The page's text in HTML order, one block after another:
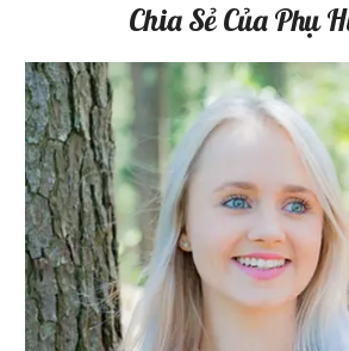
Chia Sẻ Của Phụ